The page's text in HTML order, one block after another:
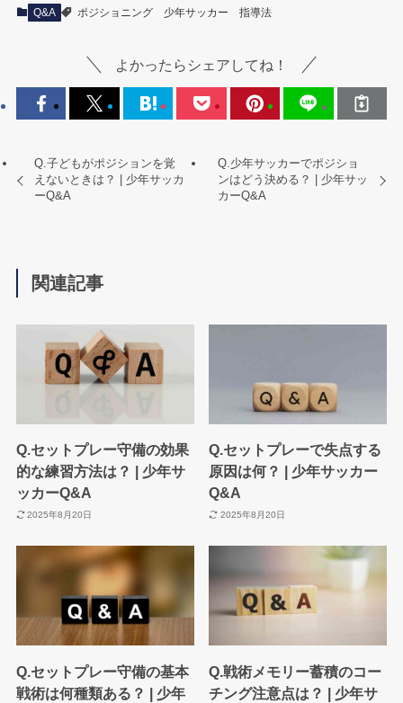
Q&A ポジショニング 少年サッカー 指導法
よかったらシェアしてね！
Q.子どもがポジションを覚
えないときは？ | 少年サッカ
ーQ&A
Q.少年サッカーでポジショ
ンはどう決める？ | 少年サッ
カーQ&A
関連記事
Q.セットプレー守備の効果
的な練習方法は？ | 少年サ
ッカーQ&A
2025年8月20日
Q.セットプレーで失点する
原因は何？ | 少年サッカー
Q&A
2025年8月20日
Q.セットプレー守備の基本
戦術は何種類ある？ | 少年
Q.戦術メモリー蓄積のコー
チング注意点は？ | 少年サ